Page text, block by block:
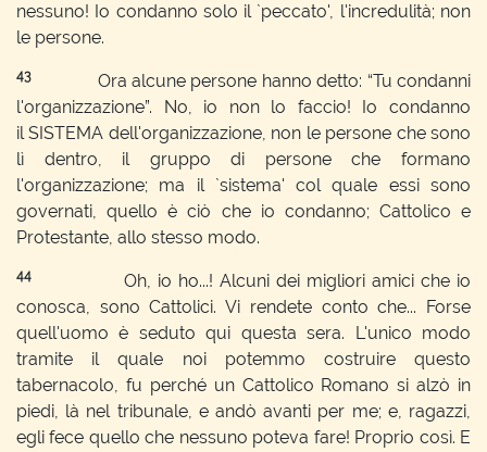
nessuno! Io condanno solo il `peccato', l'incredulità; non
le persone.
43Ora alcune persone hanno detto: “Tu condanni
l'organizzazione”. No, io non lo faccio! Io condanno
il SISTEMA dell'organizzazione, non le persone che sono
lì dentro, il gruppo di persone che formano
l'organizzazione; ma il `sistema' col quale essi sono
governati, quello è ciò che io condanno; Cattolico e
Protestante, allo stesso modo.
44
Oh, io ho...! Alcuni dei migliori amici che io
conosca, sono Cattolici. Vi rendete conto che... Forse
quell'uomo è seduto qui questa sera. L'unico modo
tramite il quale noi potemmo costruire questo
tabernacolo, fu perché un Cattolico Romano si alzò in
piedi, là nel tribunale, e andò avanti per me; e, ragazzi,
egli fece quello che nessuno poteva fare! Proprio così. E